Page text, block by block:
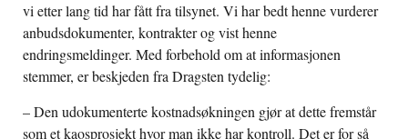
vi etter lang tid har fått fra tilsynet. Vi har bedt henne vurderer
anbudsdokumenter, kontrakter og vist henne
endringsmeldinger. Med forbehold om at informasjonen
stemmer, er beskjeden fra Dragsten tydelig:
– Den udokumenterte kostnadsøkningen gjør at dette fremstår
som et kaosprosjekt hvor man ikke har kontroll. Det er for så